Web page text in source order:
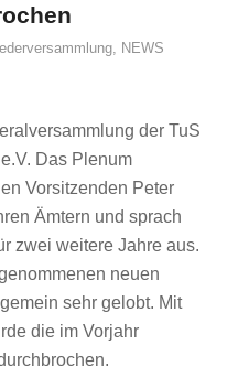
, NEWS
der TuS
Das Plenum
Vorsitzenden Peter
Ämtern und sprach
zwei weitere Jahre aus.
neuen
sehr gelobt. Mit
die im Vorjahr